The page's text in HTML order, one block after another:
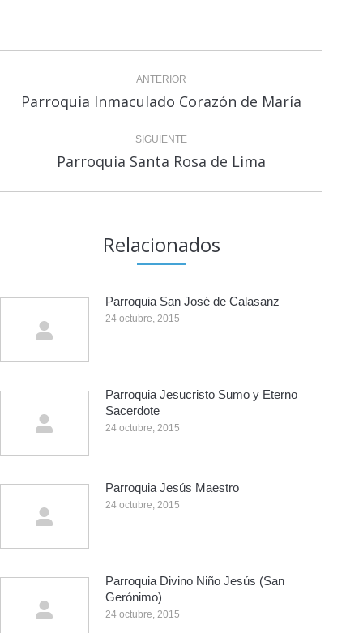
Navegación
entre
publicaciones
ANTERIOR
Publicación
Parroquia Inmaculado Corazón de María
SIGUIENTE
Publicación
Parroquia Santa Rosa de Lima
Relacionados
Parroquia San José de Calasanz
24 octubre, 2015
Parroquia Jesucristo Sumo y Eterno
Sacerdote
24 octubre, 2015
Parroquia Jesús Maestro
24 octubre, 2015
Parroquia Divino Niño Jesús (San
Gerónimo)
24 octubre, 2015